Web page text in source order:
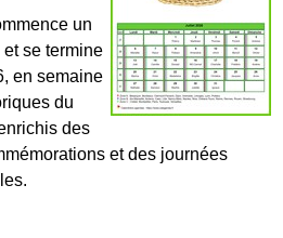
un
se termine
en semaine
du
des
et des journées